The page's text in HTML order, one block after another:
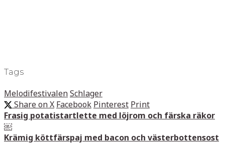
Tags
MelodifestivalenSchlager
Share on X Facebook Pinterest Print
Frasig potatistartlette med löjrom och färska räkor
￼
Krämig köttfärspaj med bacon och västerbottensost